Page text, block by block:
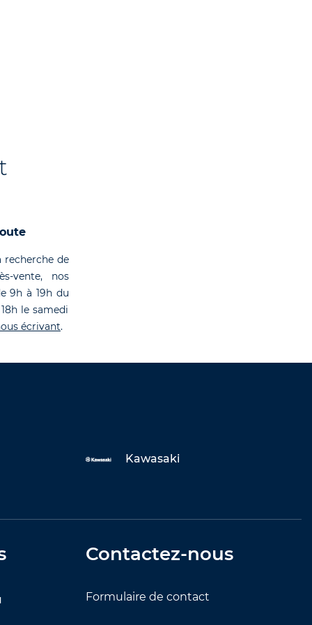
recherche de
vente, nos
9h à 19h du
le samedi
écrivant.
Kawasaki
Contactez-nous
Formulaire de contact